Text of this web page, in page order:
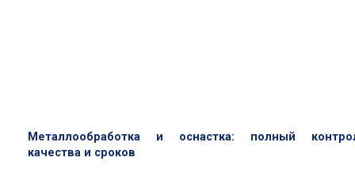
Металлообработка и оснастка: полный
качества и сроков